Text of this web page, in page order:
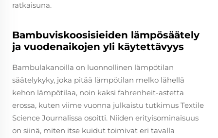
ratkaisuna.
Bambuviskoosisieiden lämpösäätely
ja vuodenaikojen yli käytettävyys
Bambulakanoilla on luonnollinen lämpötilan
säätelykyky, joka pitää lämpötilan melko lähellä
kehon lämpötilaa, noin kaksi fahrenheit-astetta
erossa, kuten viime vuonna julkaistu tutkimus Textile
Science Journalissa osoitti. Niiden erityisominaisuus
on siinä, miten itse kuidut toimivat eri tavalla